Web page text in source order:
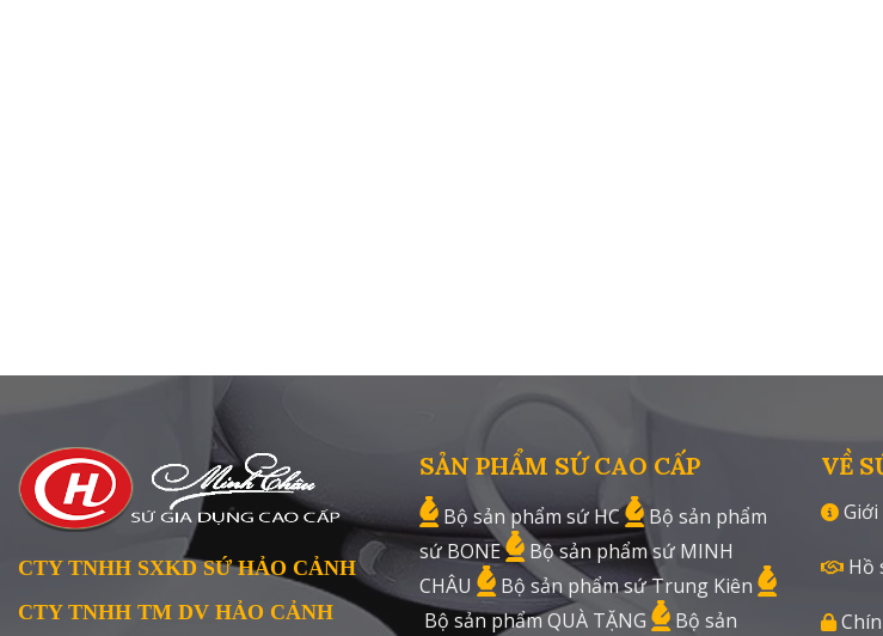
CTY TNHH SXKD SỨ HẢO CẢNH
CTY TNHH TM DV HẢO CẢNH
SẢN PHẨM SỨ CAO CẤP
Bộ sản phẩm sứ HC
Bộ sản phẩm
sứ BONE
Bộ sản phẩm sứ MINH
CHÂU
Bộ sản phẩm sứ Trung Kiên
Bộ sản phẩm QUÀ TẶNG
Bộ sản
VỀ
Hồ